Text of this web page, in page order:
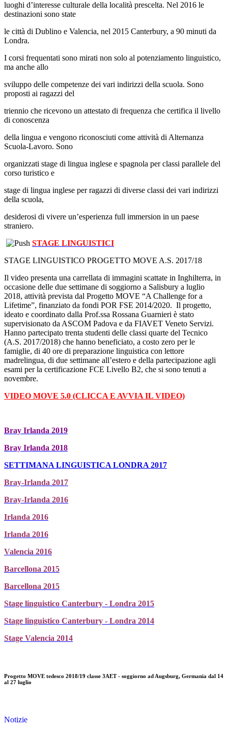
luoghi d’interesse culturale della località prescelta. Nel 2016 le
destinazioni sono state
le città di Dublino e Valencia, nel 2015 Canterbury, a 90 minuti da
Londra.
I corsi frequentati sono mirati non solo al potenziamento linguistico,
ma anche allo
sviluppo delle competenze dei vari indirizzi della scuola. Sono
proposti ai ragazzi del
triennio che ricevono un attestato di frequenza che certifica il livello
di conoscenza
della lingua e vengono riconosciuti come attività di Alternanza
Scuola-Lavoro. Sono
organizzati stage di lingua inglese e spagnola per classi parallele del
corso turistico e
stage di lingua inglese per ragazzi di diverse classi dei vari indirizzi
della scuola,
desiderosi di vivere un’esperienza full immersion in un paese
straniero.
STAGE LINGUISTICI
STAGE LINGUISTICO PROGETTO MOVE A.S. 2017/18
Il video presenta una carrellata di immagini scattate in Inghilterra, in
occasione delle due settimane di soggiorno a Salisbury a luglio
2018, attività prevista dal Progetto MOVE “A Challenge for a
Lifetime”, finanziato da fondi POR FSE 2014/2020. Il progetto,
ideato e coordinato dalla Prof.ssa Rossana Guarnieri è stato
supervisionato da ASCOM Padova e da FIAVET Veneto Servizi.
Hanno partecipato trenta studenti delle classi quarte del Tecnico
(A.S. 2017/2018) che hanno beneficiato, a costo zero per le
famiglie, di 40 ore di preparazione linguistica con lettore
madrelingua, di due settimane all’estero e della partecipazione agli
esami per la certificazione FCE Livello B2, che si sono tenuti a
novembre.
VIDEO MOVE 5.0 (CLICCA E AVVIA IL VIDEO)
Bray Irlanda 2019
Bray Irlanda 2018
SETTIMANA LINGUISTICA LONDRA 2017
Bray-Irlanda 2017
Bray-Irlanda 2016
Irlanda 2016
Irlanda 2016
Valencia 2016
Barcellona 2015
Barcellona 2015
Stage linguistico Canterbury - Londra 2015
Stage linguistico Canterbury - Londra 2014
Stage Valencia 2014
Progetto MOVE tedesco 2018/19 classe 3AET - soggiorno ad Augsburg, Germania dal 14
al 27 luglio
Notizie